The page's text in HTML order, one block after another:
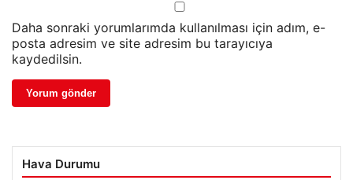
Daha sonraki yorumlarımda kullanılması için adım, e-
posta adresim ve site adresim bu tarayıcıya
kaydedilsin.
Hava Durumu